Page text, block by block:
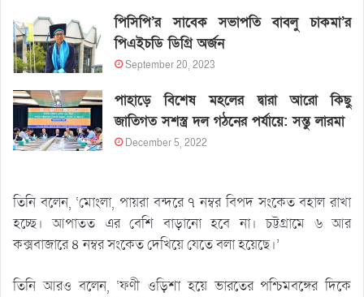
পিসিপি’র সাবেক সভাপতি বাবলু চাকমা’র
পিএইচডি ডিগ্রি অর্জন
September 20, 2023
পাহাড়ে বিশেষ মহলের দ্বারা আরো কিছু
জাতিগত সশস্ত্র দল গঠনের পর্যায়ে: সন্তু লারমা
December 5, 2022
তিনি বলেন, ‘মোংলা, পায়রা বন্দরে ৭ নম্বর বিপদ সংকেত বহাল রাখা
হচ্ছে। আপাতত এর বেশি বাড়ানো হবে না। চট্টগ্রামে ৬ আর
কক্সবাজারে ৪ নম্বর সংকেত দেখিয়ে যেতে বলা হয়েছে।’
তিনি আরও বলেন, ‘ফণী ওড়িশা হয়ে ভারতের পশ্চিমবঙ্গের দিকে